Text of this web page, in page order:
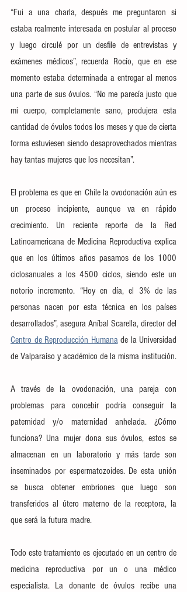
“Fui a una charla, después me preguntaron si
estaba realmente interesada en postular al proceso
y luego circulé por un desfile de entrevistas y
exámenes médicos”, recuerda Rocío, que en ese
momento estaba determinada a entregar al menos
una parte de sus óvulos. “No me parecía justo que
mi cuerpo, completamente sano, produjera esta
cantidad de óvulos todos los meses y que de cierta
forma estuviesen siendo desaprovechados mientras
hay tantas mujeres que los necesitan”.
El problema es que en Chile la ovodonación aún es
un proceso incipiente, aunque va en rápido
crecimiento. Un reciente reporte de la Red
Latinoamericana de Medicina Reproductiva explica
que en los últimos años pasamos de los 1000
ciclosanuales a los 4500 ciclos, siendo este un
notorio incremento. “Hoy en día, el 3% de las
personas nacen por esta técnica en los países
Centro de Reproducción Humana de la Universidad
de Valparaíso y académico de la misma institución.
A través de la ovodonación, una pareja con
problemas para concebir podría conseguir la
paternidad y/o maternidad anhelada. ¿Cómo
funciona? Una mujer dona sus óvulos, estos se
almacenan en un laboratorio y más tarde son
inseminados por espermatozoides. De esta unión
se busca obtener embriones que luego son
transferidos al útero materno de la receptora, la
que será la futura madre.
Todo este tratamiento es ejecutado en un centro de
medicina reproductiva por un o una médico
especialista. La donante de óvulos recibe una